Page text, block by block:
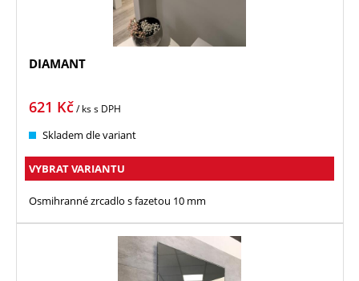
DIAMANT
621 Kč/ kss DPH
Skladem dle variant
VYBRAT VARIANTU
Osmihranné zrcadlo s fazetou 10 mm